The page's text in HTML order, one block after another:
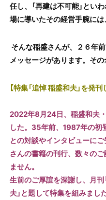
任し、「再建は不可能」とい
場に導いたその経営手腕には
そんな稲盛さんが、２６年前
メッセージがあります。その
【特集「追悼 稲盛和夫」を発刊
2022年8月24日、稲盛和夫
した。35年前、1987年の初
との対談やインタビューに
さんの書籍の刊行、数々の
ません。
生前のご厚誼を深謝し、月刊
夫」と題して特集を組みま